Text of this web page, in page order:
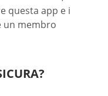
questa app e i
un membro